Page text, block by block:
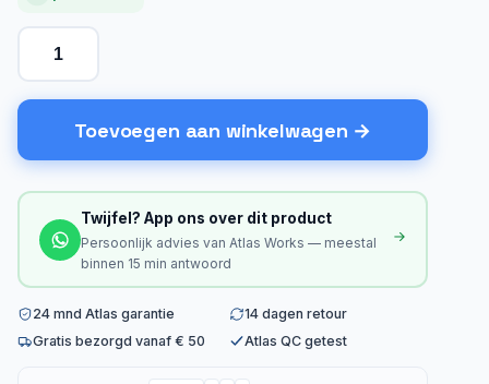
Toevoegen aan winkelwagen
Twijfel? App ons over dit product
Persoonlijk advies van Atlas Works — meestal
binnen 15 min antwoord
24 mnd Atlas garantie
14 dagen retour
Gratis bezorgd vanaf € 50
Atlas QC getest